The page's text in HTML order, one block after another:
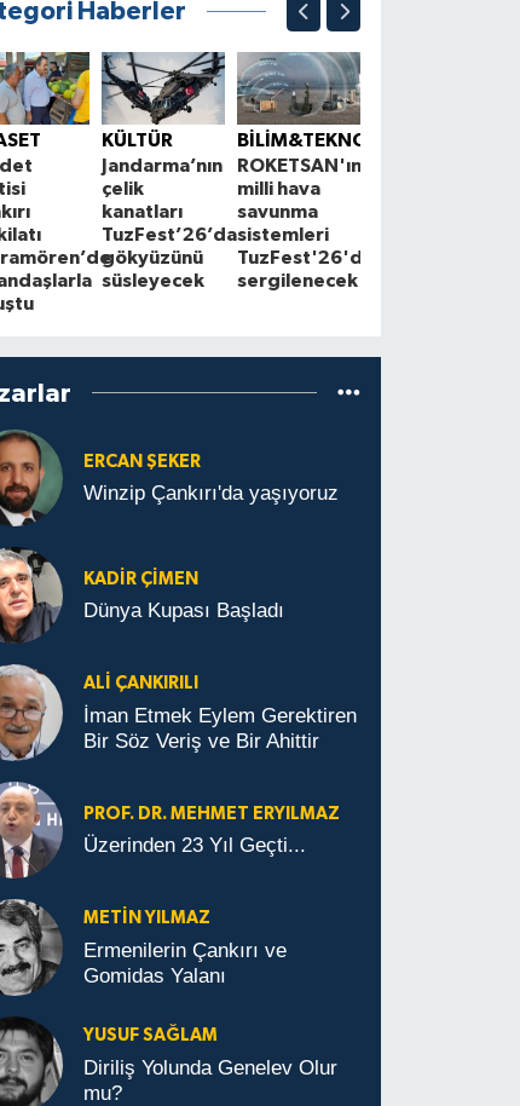
Haberler
KÜLTÜR
Jandarma’nın
çelik
kanatları
TuzFest’26’da
gökyüzünü
süsleyecek
BİLİM&TEKNOLOJİ
ROKETSAN'ın
milli hava
savunma
sistemleri
TuzFest'26'da
sergilenecek
ERCAN ŞEKER
Winzip Çankırı'da yaşıyoruz
KADIR ÇIMEN
Dünya Kupası Başladı
ALI ÇANKIRILI
İman Etmek Eylem Gerektiren
Bir Söz Veriş ve Bir Ahittir
PROF. DR. MEHMET ERYILMAZ
Üzerinden 23 Yıl Geçti...
METIN YILMAZ
Ermenilerin Çankırı ve
Gomidas Yalanı
YUSUF SAĞLAM
Diriliş Yolunda Genelev Olur
mu?